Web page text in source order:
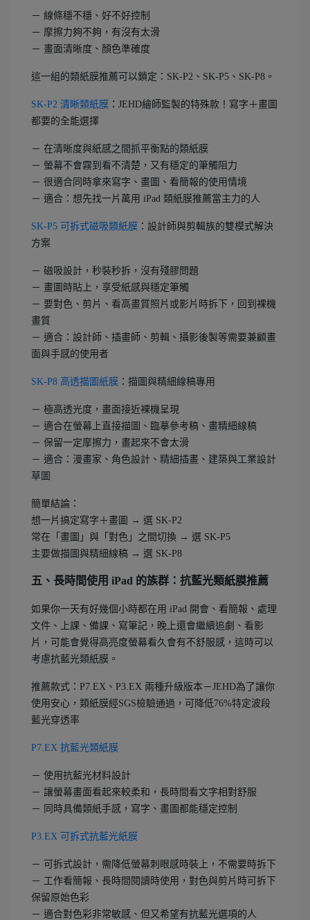
－ 線條穩不穩、好不好控制
－ 摩擦力夠不夠，有沒有太滑
－ 畫面清晰度、顏色準確度
這一組的類紙膜推薦可以鎖定：SK-P2、SK-P5、SK-P8。
SK-P2 清晰類紙膜 ：JEHD繪師監製的特殊款！寫字＋畫圖
都要的全能選擇
－ 在清晰度與紙感之間抓平衡點的類紙膜
－ 螢幕不會霧到看不清楚，又有穩定的筆觸阻力
－ 很適合同時拿來寫字、畫圖、看簡報的使用情境
－ 適合：想先找一片萬用 iPad 類紙膜推薦當主力的人
SK-P5 可拆式磁吸類紙膜 ：設計師與剪輯族的雙模式解決
方案
－ 磁吸設計，秒裝秒拆，沒有殘膠問題
－ 畫圖時貼上，享受紙感與穩定筆觸
－ 要對色、剪片、看高畫質照片或影片時拆下，回到裸機
畫質
－ 適合：設計師、插畫師、剪輯、攝影後製等需要兼顧畫
面與手感的使用者
SK-P8 高透描圖紙膜 ：描圖與精細線稿專用
－ 極高透光度，畫面接近裸機呈現
－ 適合在螢幕上直接描圖、臨摹參考稿、畫精細線稿
－ 保留一定摩擦力，畫起來不會太滑
－ 適合：漫畫家、角色設計、精細插畫、建築與工業設計
草圖
簡單結論：
想一片搞定寫字＋畫圖 → 選 SK-P2
常在「畫圖」與「對色」之間切換 → 選 SK-P5
主要做描圖與精細線稿 → 選 SK-P8
五、長時間使用 iPad 的族群：抗藍光類紙膜推薦
如果你一天有好幾個小時都在用 iPad 開會、看簡報、處理
文件、上課、備課、寫筆記，晚上還會繼續追劇、看影
片，可能會覺得高亮度螢幕看久會有不舒服感，這時可以
考慮抗藍光類紙膜。
推薦款式：P7.EX、P3.EX 兩種升級版本－JEHD為了讓你
使用安心，類紙膜經SGS檢驗通過，可降低76%特定波段
藍光穿透率
P7.EX 抗藍光類紙膜
－ 使用抗藍光材料設計
－ 讓螢幕畫面看起來較柔和，長時間看文字相對舒服
－ 同時具備類紙手感，寫字、畫圖都能穩定控制
P3.EX 可拆式抗藍光紙膜
－ 可拆式設計，需降低螢幕刺眼感時裝上，不需要時拆下
－ 工作看簡報、長時間閱讀時使用，對色與剪片時可拆下
保留原始色彩
－ 適合對色彩非常敏感、但又希望有抗藍光選項的人